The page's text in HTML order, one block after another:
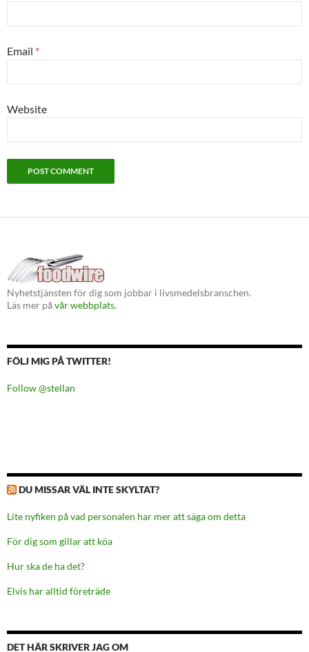
Email *
Website
Nyhetstjänsten för dig som jobbar i livsmedelsbranschen.
Läs mer påvår webbplats.
FÖLJ MIG PÅ TWITTER!
Follow @stellan
DU MISSAR VÄL INTE SKYLTAT?
Lite nyfiken på vad personalen har mer att säga om detta
För dig som gillar att köa
Hur ska de ha det?
Elvis har alltid företräde
DET HÄR SKRIVER JAG OM